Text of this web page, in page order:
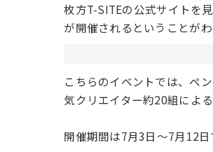
枚方T-SITEの公式サイトを
が開催されるということがわ
こちらのイベントでは、ペ
気クリエイター約20組によ
開催期間は7月3日〜7月12